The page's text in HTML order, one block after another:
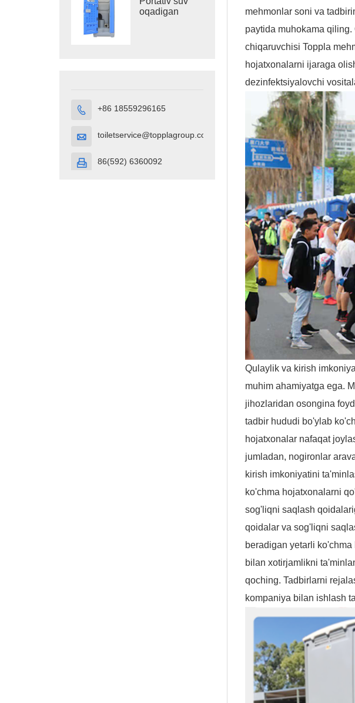
oqadigan
 +86 18559296165
 toiletservice@topplagroup.com
 86(592) 6360092
mehmonlar soni va
paytida muhokama
chiqaruvchisi Toppla
hojatxonalarni ijaraga
dezinfektsiyalovchi
Qulaylik va kirish
muhim ahamiyatga ega.
jihozlaridan osongina
tadbir hududi bo'ylab
hojatxonalar nafaqat
jumladan, nogironlar
kirish imkoniyatini
ko'chma hojatxonalarni
sog'liqni saqlash
qoidalar va sog'liqni
beradigan yetarli
bilan xotirjamlikni
qoching. Tadbirlarni
kompaniya bilan ishlash